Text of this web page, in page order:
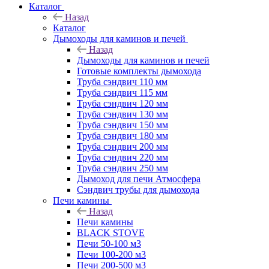
Каталог
Назад
Каталог
Дымоходы для каминов и печей
Назад
Дымоходы для каминов и печей
Готовые комплекты дымохода
Труба сэндвич 110 мм
Труба сэндвич 115 мм
Труба сэндвич 120 мм
Труба сэндвич 130 мм
Труба сэндвич 150 мм
Труба сэндвич 180 мм
Труба сэндвич 200 мм
Труба сэндвич 220 мм
Труба сэндвич 250 мм
Дымоход для печи Атмосфера
Сэндвич трубы для дымохода
Печи камины
Назад
Печи камины
BLACK STOVE
Печи 50-100 м3
Печи 100-200 м3
Печи 200-500 м3